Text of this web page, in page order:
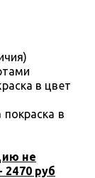
в цвет
в
не
руб